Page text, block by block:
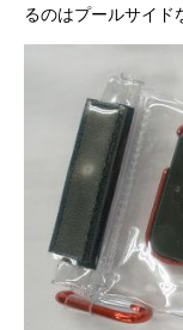
るのはプールサイド